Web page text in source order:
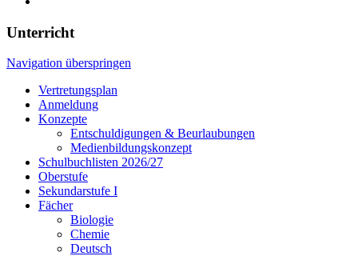
Unterricht
Navigation überspringen
Vertretungsplan
Anmeldung
Konzepte
Entschuldigungen & Beurlaubungen
Medienbildungskonzept
Schulbuchlisten 2026/27
Oberstufe
Sekundarstufe I
Fächer
Biologie
Chemie
Deutsch